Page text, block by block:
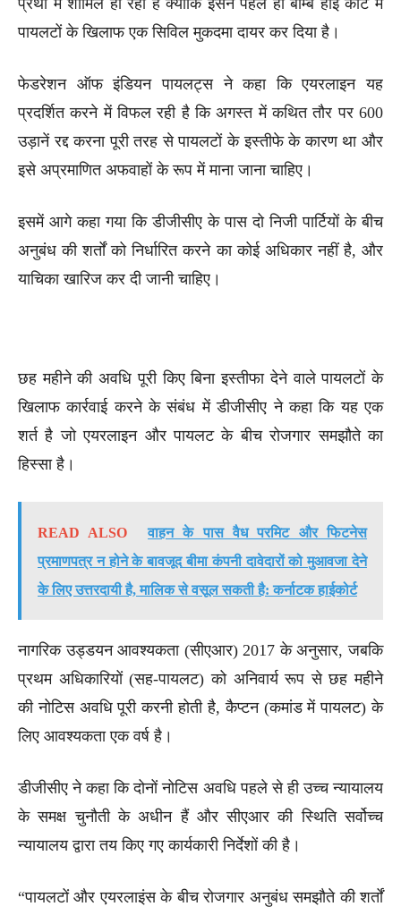
पायलटों के खिलाफ एक सिविल मुकदमा दायर कर दिया है।
फेडरेशन ऑफ इंडियन पायलट्स ने कहा कि एयरलाइन यह
प्रदर्शित करने में विफल रही है कि अगस्त में कथित तौर पर 600
उड़ानें रद्द करना पूरी तरह से पायलटों के इस्तीफे के कारण था और
इसे अप्रमाणित अफवाहों के रूप में माना जाना चाहिए।
इसमें आगे कहा गया कि डीजीसीए के पास दो निजी पार्टियों के बीच
अनुबंध की शर्तों को निर्धारित करने का कोई अधिकार नहीं है, और
याचिका खारिज कर दी जानी चाहिए।
छह महीने की अवधि पूरी किए बिना इस्तीफा देने वाले पायलटों के
खिलाफ कार्रवाई करने के संबंध में डीजीसीए ने कहा कि यह एक
शर्त है जो एयरलाइन और पायलट के बीच रोजगार समझौते का
हिस्सा है।
READ ALSO
वाहन के पास वैध परमिट और फिटनेस
प्रमाणपत्र न होने के बावजूद बीमा कंपनी दावेदारों को मुआवजा देने
के लिए उत्तरदायी है, मालिक से वसूल सकती है: कर्नाटक हाईकोर्ट
नागरिक उड्डयन आवश्यकता (सीएआर) 2017 के अनुसार, जबकि
प्रथम अधिकारियों (सह-पायलट) को अनिवार्य रूप से छह महीने
की नोटिस अवधि पूरी करनी होती है, कैप्टन (कमांड में पायलट) के
लिए आवश्यकता एक वर्ष है।
डीजीसीए ने कहा कि दोनों नोटिस अवधि पहले से ही उच्च न्यायालय
के समक्ष चुनौती के अधीन हैं और सीएआर की स्थिति सर्वोच्च
न्यायालय द्वारा तय किए गए कार्यकारी निर्देशों की है।
“पायलटों और एयरलाइंस के बीच रोजगार अनुबंध समझौते की शर्तों